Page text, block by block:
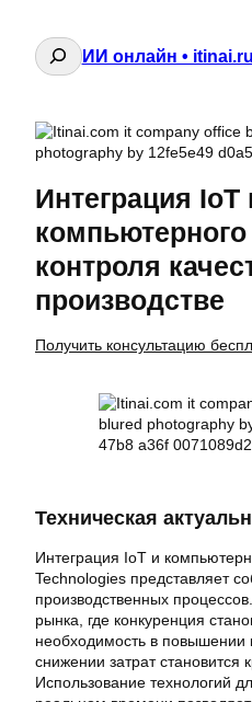
Поиск
ИИ онлайн • itinai.ru
Интеграция IoT
контроля
производстве
Получить консультацию
Техническая
Интеграция IoT и
Technologies представляет
производственных
рынка, где конкуренция
необходимость в повышении
снижении затрат становится
Использование технологий